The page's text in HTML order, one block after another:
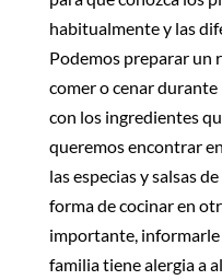
habitualmente y las
Podemos preparar un
comer o cenar durante
con los ingredientes
queremos encontrar
las especias y salsas
forma de cocinar en
importante, informarle
familia tiene alergia a